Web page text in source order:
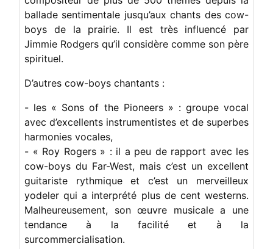
ballade sentimentale jusqu’aux chants des cow-
boys de la prairie. Il est très influencé par
Jimmie Rodgers qu’il considère comme son père
spirituel.
D’autres cow-boys chantants :
- les « Sons of the Pioneers » : groupe vocal
avec d’excellents instrumentistes et de superbes
harmonies vocales,
- « Roy Rogers » : il a peu de rapport avec les
cow-boys du Far-West, mais c’est un excellent
guitariste rythmique et c’est un merveilleux
yodeler qui a interprété plus de cent westerns.
Malheureusement, son œuvre musicale a une
tendance à la facilité et à la
surcommercialisation.